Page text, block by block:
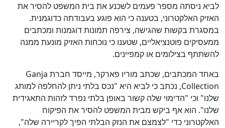
לביא ניסתה מספר פעמים לשכנע את בית המשפט להסיר את
האזיק האלקטרוני, בטענה כי הוא פוגע בעבודתה כדוגמנית.
במסגרת בקשות שהגישה, צירפה תמונות דוגמנות ומכתבים
ממעסיקים פוטנציאליים, שטענו כי נוכחות האזיק מונעת ממנה
להשתתף בצילומים או קמפיינים.
באחד המכתבים, שכתב מוריו פארקר, מייסד חברת Ganja
Collection, נכתב כי לביא היא "נכס בלתי ניתן להחלפה למותג
שלנו" וכי "הדימוי שלה קשור באופן בלתי נפרד לזהות התאגידית
שלנו". הוא אף ביקש מבית המשפט להסיר את הפיקוח
האלקטרוני כדי "לצמצם את הנזק הבלתי הפיך לקריירה שלה",